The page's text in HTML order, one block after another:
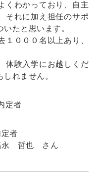
くわかっており、自主
それに加え担任のサポ
たと思います。
１０００名以上あり、
体験入学にお越しくだ
れません。
者
永 哲也 さん